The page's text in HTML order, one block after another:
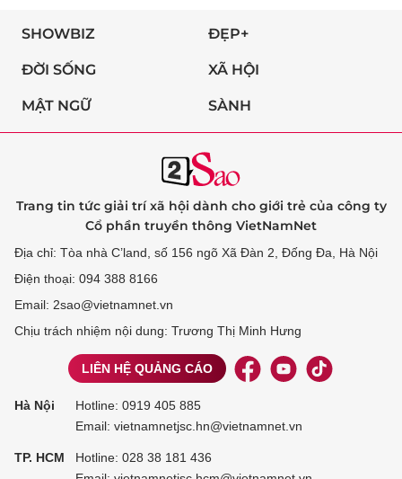
SHOWBIZ ĐẸP+
ĐỜI SỐNG XÃ HỘI
MẬT NGỮ SÀNH
Trang tin tức giải trí xã hội dành cho giới trẻ của công ty
Cổ phần truyền thông VietNamNet
Địa chỉ: Tòa nhà C’land, số 156 ngõ Xã Đàn 2, Đống Đa, Hà Nội
Điện thoại: 094 388 8166
Email: 2sao@vietnamnet.vn
Chịu trách nhiệm nội dung: Trương Thị Minh Hưng
LIÊN HỆ QUẢNG CÁO
Hà Nội Hotline: 0919 405 885
Email: vietnamnetjsc.hn@vietnamnet.vn
TP. HCM Hotline: 028 38 181 436